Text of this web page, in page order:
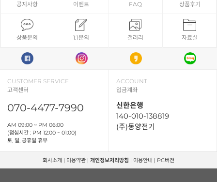
공지사항 이벤트 FAQ 상품후기
상품문의 1:1문의 갤러리 자료실
CUSTOMER SERVICE
고객센터
070-4477-7990
AM 09:00 ~ PM 06:00
(점심시간 : PM 12:00 ~ 01:00)
토, 일, 공휴일 휴무
ACCOUNT
입금계좌
신한은행
140-010-138819
(주)동양전기
회사소개 | 이용약관 | 개인정보처리방침 | 이용안내 | PC버전